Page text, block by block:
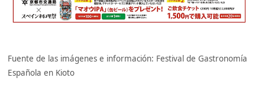
Fuente de las imágenes e información: Festival de Gastronomía
Española en Kioto